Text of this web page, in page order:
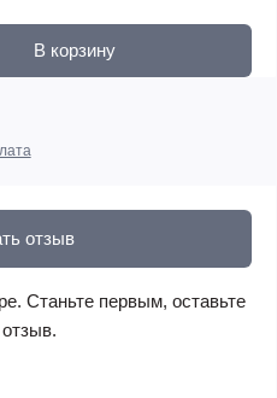
В корзину
отзыв
Станьте первым, оставьте